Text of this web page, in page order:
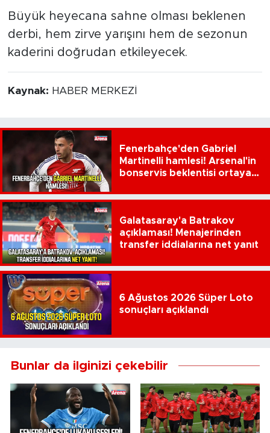
Büyük heyecana sahne olması beklenen
derbi, hem zirve yarışını hem de sezonun
kaderini doğrudan etkileyecek.
Kaynak: HABER MERKEZİ
Fenerbahçe'den Gabriel
Martinelli hamlesi! Arsenal'in
bonservis beklentisi ortaya
Galatasaray'a Batrakov
açıklaması! Menajerinden
transfer iddialarına net yanıt
6 Ağustos 2026 Süper Loto
sonuçları açıklandı
Bunlar da ilginizi çekebilir